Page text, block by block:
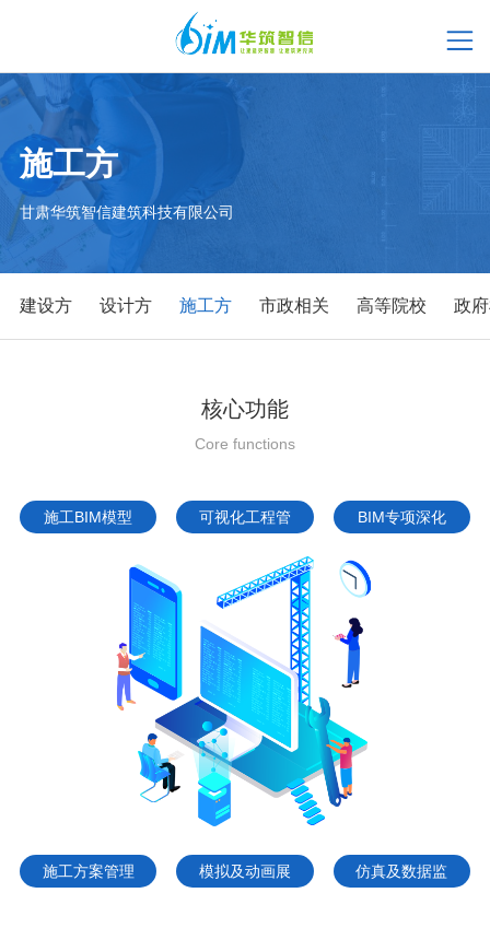
施工方
甘肃华筑智信建筑科技有限公司
建设方 设计方 施工方 市政相关 高等院校 政
核心功能
Core functions
施工BIM模型
可视化工程管
BIM专项深化
施工方案管理
模拟及动画展
仿真及数据监